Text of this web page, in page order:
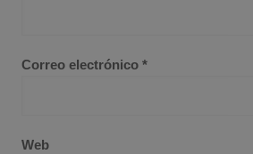
Correo electrónico *
Web